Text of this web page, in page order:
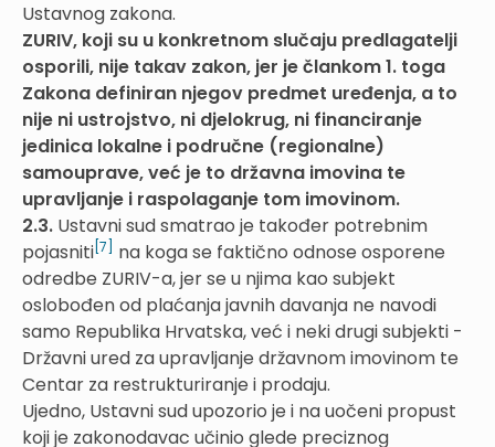
Ustavnog zakona.
ZURIV, koji su u konkretnom slučaju predlagatelji
osporili, nije takav zakon, jer je člankom 1. toga
Zakona definiran njegov predmet uređenja, a to
nije ni ustrojstvo, ni djelokrug, ni financiranje
jedinica lokalne i područne (regionalne)
samouprave, već je to državna imovina te
upravljanje i raspolaganje tom imovinom.
2.3. Ustavni sud smatrao je također potrebnim
pojasniti [7]
na koga se faktično odnose osporene
odredbe ZURIV-a, jer se u njima kao subjekt
oslobođen od plaćanja javnih davanja ne navodi
samo Republika Hrvatska, već i neki drugi subjekti -
Državni ured za upravljanje državnom imovinom te
Centar za restrukturiranje i prodaju.
Ujedno, Ustavni sud upozorio je i na uočeni propust
koji je zakonodavac učinio glede preciznog